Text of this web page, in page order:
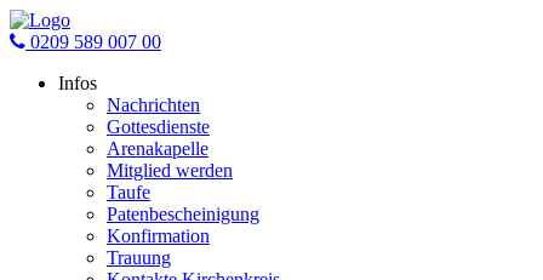
0209 589 007 00
Infos
Nachrichten
Gottesdienste
Arenakapelle
Mitglied werden
Taufe
Patenbescheinigung
Konfirmation
Trauung